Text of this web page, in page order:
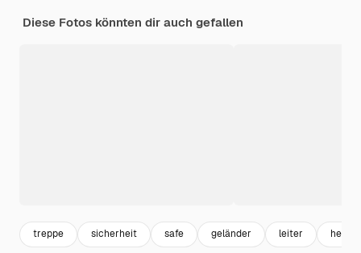
Diese Fotos könnten dir auch gefallen
treppe sicherheit safe geländer leiter help